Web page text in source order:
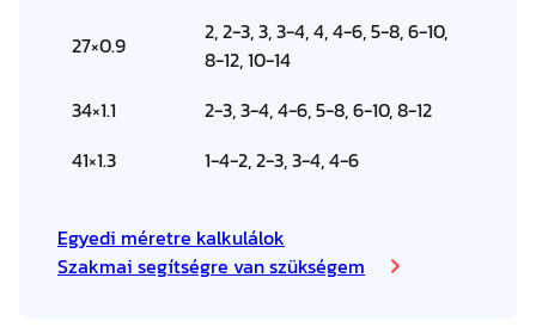
27×0.9
2, 2-3, 3, 3-4, 4, 4-6, 5-8, 6-10,
8-12, 10-14
34×1.1
2-3, 3-4, 4-6, 5-8, 6-10, 8-12
41×1.3
1-4-2, 2-3, 3-4, 4-6
Egyedi méretre kalkulálok
Szakmai segítségre van szükségem